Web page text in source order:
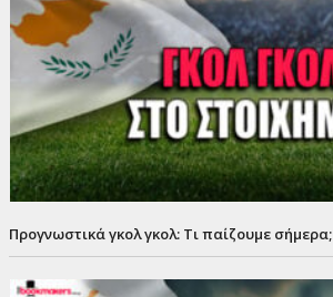
Προγνωστικά γκολ γκολ: Τι παίζουμε σήμερα;